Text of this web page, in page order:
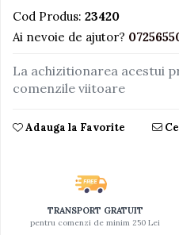
Jucarii educative din lemn
Muzica si instrumente
Saltelute si centre de
Cod Produs: 23420
Ai nevoie de ajutor?
La achizitionarea acestui
comenzile viitoare
Adauga la Favorite
TRANSPORT GRATUIT
pentru comenzi de minim 250 Lei